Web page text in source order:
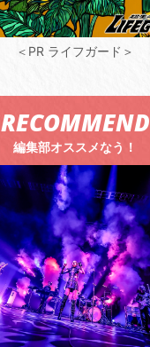
＜PR ライフガード＞
RECOMMEND
編集部オススメなう！